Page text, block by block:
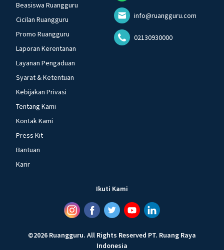
Beasiswa Ruangguru
Cicilan Ruangguru
Promo Ruangguru
Laporan Kerentanan
Layanan Pengaduan
Syarat & Ketentuan
Kebijakan Privasi
Tentang Kami
Kontak Kami
Press Kit
Bantuan
Karir
info@ruangguru.com
02130930000
Ikuti Kami
©2026 Ruangguru. All Rights Reserved PT. Ruang Raya
Indonesia